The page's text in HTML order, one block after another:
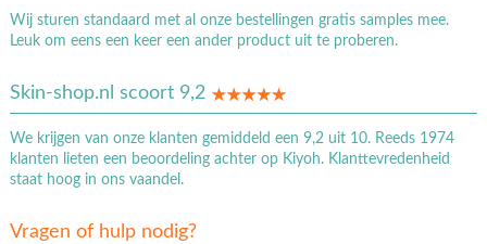
Wij sturen standaard met al onze bestellingen gratis samples mee.
Leuk om eens een keer een ander product uit te proberen.
Skin-shop.nl scoort 9,2
We krijgen van onze klanten gemiddeld een 9,2 uit 10. Reeds 1974
klanten lieten een beoordeling achter op Kiyoh. Klanttevredenheid
staat hoog in ons vaandel.
Vragen of hulp nodig?